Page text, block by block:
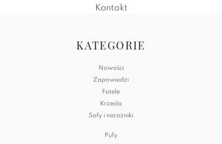
Kontakt
KATEGORIE
Nowości
Zapowiedzi
Fotele
Krzesła
Sofy i narożniki
Pufy